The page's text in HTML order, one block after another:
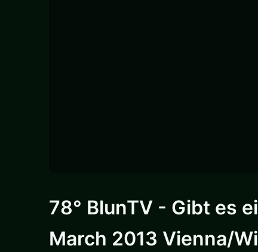
78° BlunTV - Gibt es
March 2013 Vienna/